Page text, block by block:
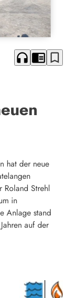
headphones chrome_reader_mode bookmark_border
hat der neue
Roland Strehl
in
Anlage stand
auf der